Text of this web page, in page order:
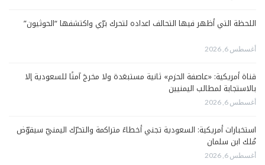
اللحظة التي أظهر فيها التحالف اعداده لتحرك برّي واكتشفها “الحوثيون”
أغسطس 6, 2026
قناة أمريكية: «عاصفة الحزم» ثانية مستبعَدة ولا مخرجَ آمنًا للسعودية إلا
بالاستجابة لمطالب اليمنيين
أغسطس 6, 2026
استخبارات أمريكية: السعودية تجني أخطاءً متراكمة والتحرّك اليمنيّ سيقوّض
مُلك ابن سلمان
أغسطس 6, 2026